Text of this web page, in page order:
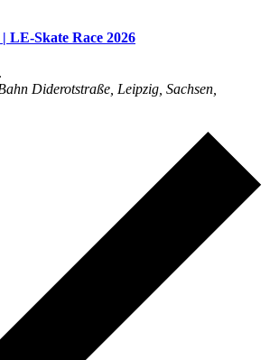
LE-Skate Race 2026
Diderotstraße, Leipzig, Sachsen,